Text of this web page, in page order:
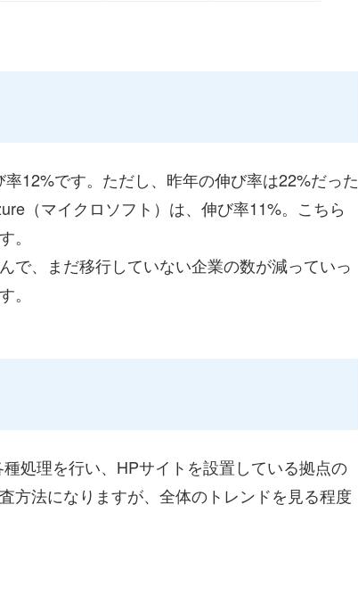
12%です。ただし、昨年の伸び率は22%だった
（マイクロソフト）は、伸び率11%。こちら
。
で、まだ移行していない企業の数が減っていっ
。
処理を行い、HPサイトを設置している拠点の
方法になりますが、全体のトレンドを見る程度